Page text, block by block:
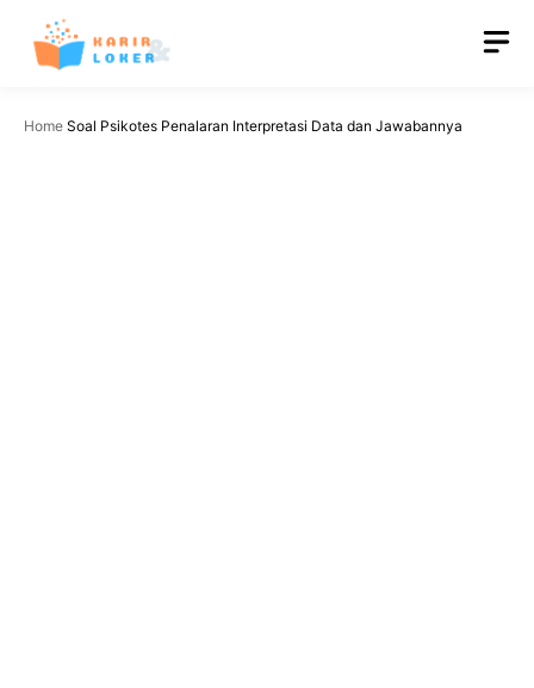
Langsung
Home Soal Psikotes Penalaran Interpretasi Data dan Jawabannya